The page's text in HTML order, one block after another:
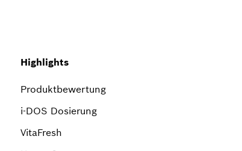
Highlights
Produktbewertung
i-DOS Dosierung
VitaFresh